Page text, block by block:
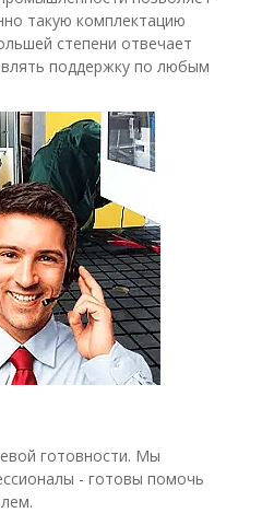
такую комплектацию
степени отвечает
поддержку по любым
готовности. Мы
- готовы помочь